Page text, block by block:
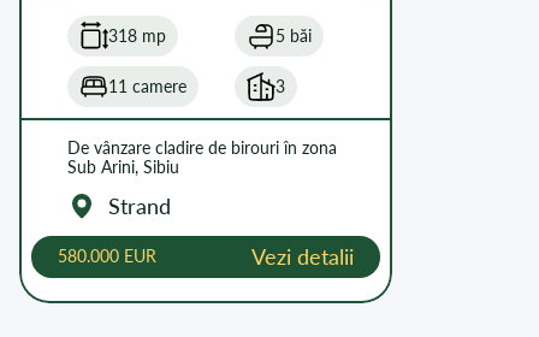
318 mp 5 băi
11 camere 3
De vânzare cladire de birouri în zona
Sub Arini, Sibiu
Strand
580.000 EUR Vezi detalii